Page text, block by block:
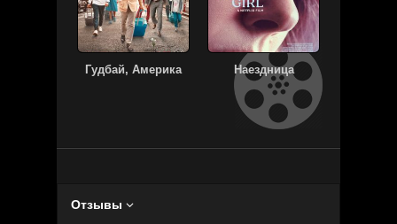
Гудбай, Америка Наездница
Отзывы 